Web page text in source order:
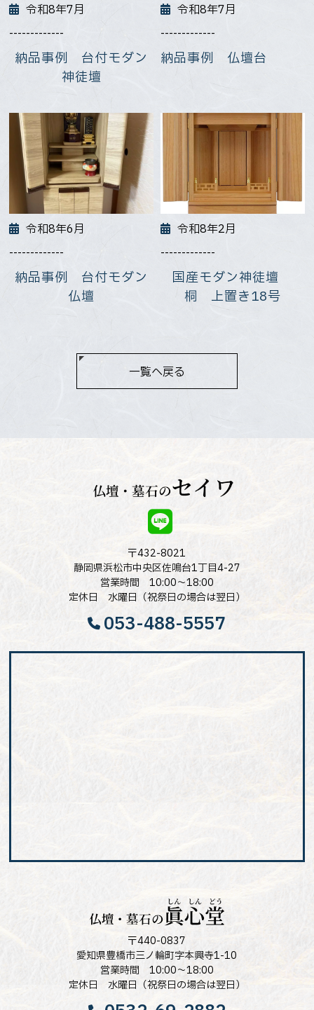
令和8年7月
-------------
納品事例 台付モダン
神徒壇
令和8年7月
-------------
納品事例 仏壇台
令和8年6月
-------------
納品事例 台付モダン
仏壇
令和8年2月
-------------
国産モダン神徒壇
桐 上置き18号
一覧へ戻る
〒432-8021
静岡県浜松市中央区佐鳴台1丁目4-27
営業時間 10:00～18:00
定休日 水曜日（祝祭日の場合は翌日）
053-488-5557
〒440-0837
愛知県豊橋市三ノ輪町字本興寺1-10
営業時間 10:00～18:00
定休日 水曜日（祝祭日の場合は翌日）